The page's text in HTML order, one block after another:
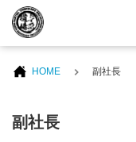
HOME 副社長
副社長